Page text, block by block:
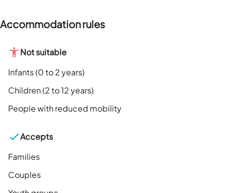
Accommodation rules
Not suitable
Infants (0 to 2 years)
Children (2 to 12 years)
People with reduced mobility
Accepts
Families
Couples